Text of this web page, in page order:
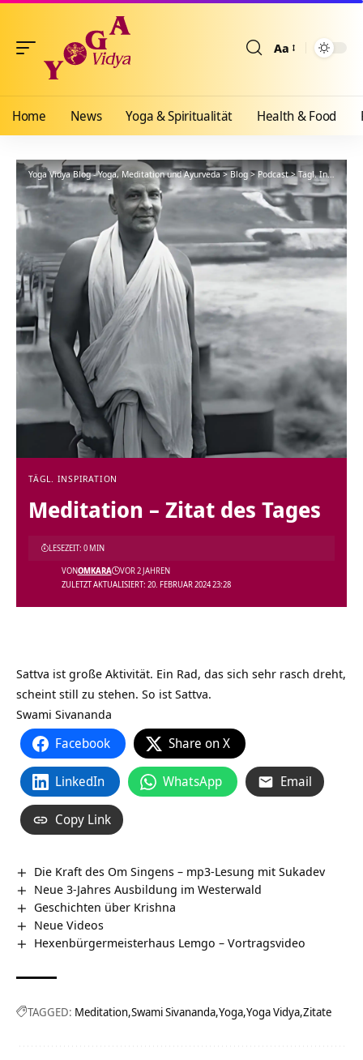
Aa
Home News Yoga & Spiritualität Health & Food
Yoga Vidya Blog - Yoga, Meditation und Ayurveda>Blog >Podcast>Tägl. Inspiration
TÄGL. INSPIRATION
Meditation – Zitat des Tages
ZULETZT AKTUALISIERT: 20. FEBRUAR 2024 23:28
VONOMKARA VOR 2 JAHREN
LESEZEIT: 0 MIN
Sattva ist große Aktivität. Ein Rad, das sich sehr rasch dreht,
scheint still zu stehen. So ist Sattva.
Swami Sivananda
Facebook Share on X
LinkedIn WhatsApp Email
Copy Link
Die Kraft des Om Singens – mp3-Lesung mit Sukadev
Neue 3-Jahres Ausbildung im Westerwald
Geschichten über Krishna
Neue Videos
Hexenbürgermeisterhaus Lemgo‏‎ – Vortragsvideo
TAGGED: Meditation Swami Sivananda Yoga Yoga Vidya Zitate